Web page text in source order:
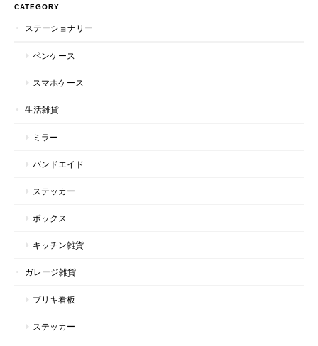
CATEGORY
ステーショナリー
ペンケース
スマホケース
生活雑貨
ミラー
バンドエイド
ステッカー
ボックス
キッチン雑貨
ガレージ雑貨
ブリキ看板
ステッカー